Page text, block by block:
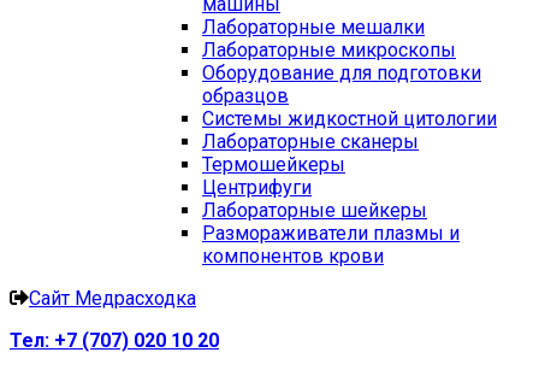
Лабораторные мешалки
Лабораторные микроскопы
Оборудование для подготовки
образцов
Системы жидкостной цитологии
Лабораторные сканеры
Термошейкеры
Центрифуги
Лабораторные шейкеры
Размораживатели плазмы и
компонентов крови
Сайт Медрасходка
Тел: +7 (707) 020 10 20